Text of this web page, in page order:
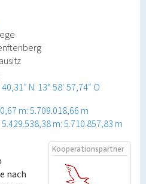
40,31″ N: 13° 58′ 57,74″ O
m: 5.709.018,66 m
5.429.538,38 m: 5.710.857,83 m
Kooperationspartner
nach